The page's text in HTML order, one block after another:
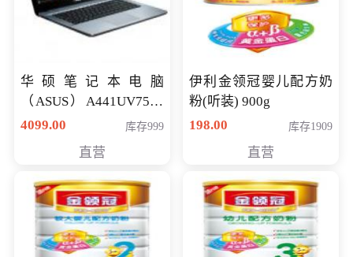
华硕笔记本电脑
（ASUS）A441UV7500
顽石（7代i7-7500U 4G
4099.00 库存999
直营
伊利金领冠婴儿配方奶
粉(听装) 900g
198.00
库存1909
直营